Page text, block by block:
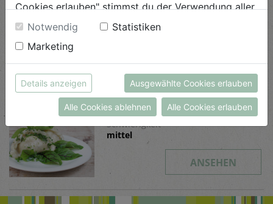
Schwierigkeit
leicht
Kärntner Kasnudeln
Schwierigkeit
mittel
ANSEHEN
Cookies erlauben" stimmst du der Verwendung aller
Cookies zu. Unter "Details anzeigen" findest du alle
Infos zu den unterschiedlichen Cookies, du kannst
auch entscheiden, welche Cookies du erlauben
möchtest.
Weitere Informationen findest du in unserer
Datenschutzerklärungbzw. imImpressum
Notwendig
Statistiken
Marketing
Details anzeigen Ausgewählte Cookies erlauben
Alle Cookies ablehnen Alle Cookies erlauben